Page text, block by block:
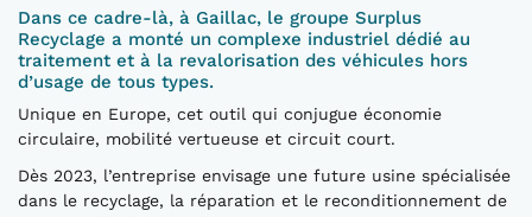
Dans ce cadre-là, à Gaillac, le groupe Surplus
Recyclage a monté un complexe industriel dédié au
traitement et à la revalorisation des véhicules hors
d’usage de tous types.
Unique en Europe, cet outil qui conjugue économie
circulaire, mobilité vertueuse et circuit court.
Dès 2023, l’entreprise envisage une future usine spécialisée
dans le recyclage, la réparation et le reconditionnement de